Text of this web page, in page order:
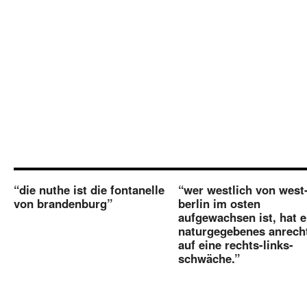
“die nuthe ist die fontanelle
von brandenburg”
“wer westlich von
berlin im osten
aufgewachsen ist, hat
naturgegebenes
auf eine rechts-links-
schwäche.”